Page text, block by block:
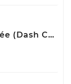
Caméra embarquée (Dash Cam) Avant Arrière GKU D900